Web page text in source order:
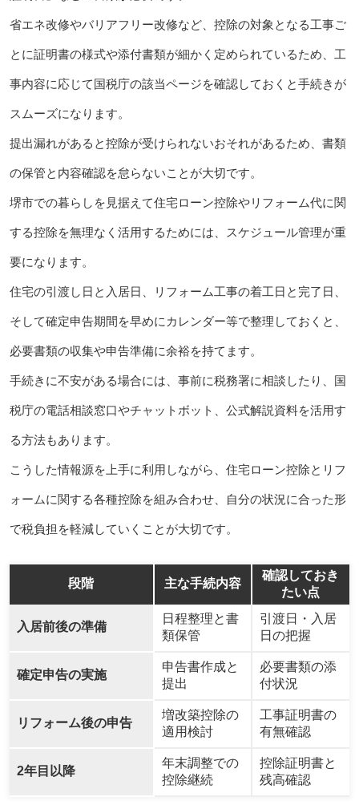
省エネ改修やバリアフリー改修など、控除の対象となる工事ご
とに証明書の様式や添付書類が細かく定められているため、工
事内容に応じて国税庁の該当ページを確認しておくと手続きが
スムーズになります。
提出漏れがあると控除が受けられないおそれがあるため、書類
の保管と内容確認を怠らないことが大切です。
堺市での暮らしを見据えて住宅ローン控除やリフォーム代に関
する控除を無理なく活用するためには、スケジュール管理が重
要になります。
住宅の引渡し日と入居日、リフォーム工事の着工日と完了日、
そして確定申告期間を早めにカレンダー等で整理しておくと、
必要書類の収集や申告準備に余裕を持てます。
手続きに不安がある場合には、事前に税務署に相談したり、国
税庁の電話相談窓口やチャットボット、公式解説資料を活用す
る方法もあります。
こうした情報源を上手に利用しながら、住宅ローン控除とリフ
ォームに関する各種控除を組み合わせ、自分の状況に合った形
で税負担を軽減していくことが大切です。
段階 主な手続内容
確認しておき
たい点
入居前後の準備
日程整理と書
類保管
引渡日・入居
日の把握
確定申告の実施
申告書作成と
提出
必要書類の添
付状況
リフォーム後の申告
増改築控除の
適用検討
工事証明書の
有無確認
2年目以降
年末調整での
控除継続
控除証明書と
残高確認